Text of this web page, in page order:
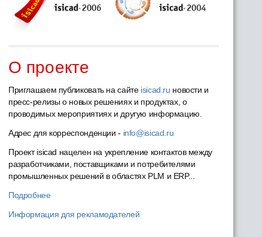
О проекте
Приглашаем публиковать на сайте isicad.ru новости и
пресс-релизы о новых решениях и продуктах, о
проводимых мероприятиях и другую информацию.
Адрес для корреспонденции - info@isicad.ru
Проект isicad нацелен на укрепление контактов между
разработчиками, поставщиками и потребителями
промышленных решений в областях PLM и ERP...
Подробнее
Информация для рекламодателей